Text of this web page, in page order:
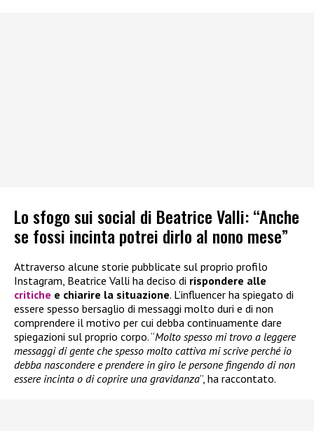
Lo sfogo sui social di Beatrice Valli: “Anche
se fossi incinta potrei dirlo al nono mese”
Attraverso alcune storie pubblicate sul proprio profilo
Instagram, Beatrice Valli ha deciso di rispondere alle
critiche e chiarire la situazione. L’influencer ha spiegato di
essere spesso bersaglio di messaggi molto duri e di non
comprendere il motivo per cui debba continuamente dare
spiegazioni sul proprio corpo. “Molto spesso mi trovo a leggere
messaggi di gente che spesso molto cattiva mi scrive perché io
debba nascondere e prendere in giro le persone fingendo di non
essere incinta o di coprire una gravidanza”, ha raccontato.